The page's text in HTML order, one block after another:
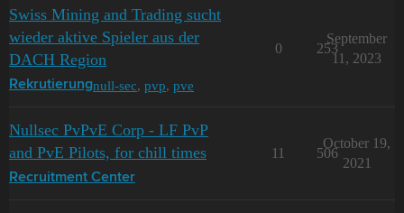
Swiss Mining and Trading sucht
wieder aktive Spieler aus der
DACH Region
Rekrutierungnull-sec, pvp, pve
0 253
September
11, 2023
Nullsec PvPvE Corp - LF PvP
and PvE Pilots, for chill times
Recruitment Center
11 506
October 19,
2021